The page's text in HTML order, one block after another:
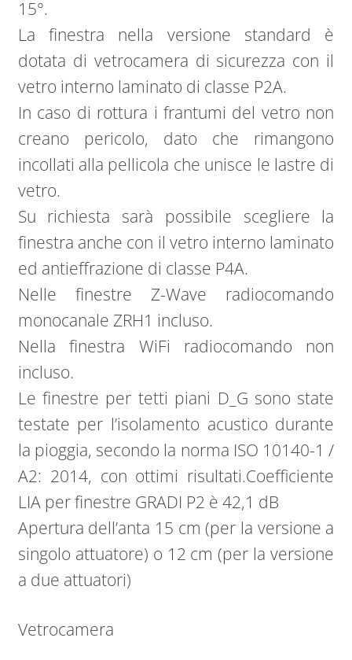
15°.
La finestra nella versione standard è
dotata di vetrocamera di sicurezza con il
vetro interno laminato di classe P2A.
In caso di rottura i frantumi del vetro non
creano pericolo, dato che rimangono
incollati alla pellicola che unisce le lastre di
vetro.
Su richiesta sarà possibile scegliere la
finestra anche con il vetro interno laminato
ed antieffrazione di classe P4A.
Nelle finestre Z-Wave radiocomando
monocanale ZRH1 incluso.
Nella finestra WiFi radiocomando non
incluso.
Le finestre per tetti piani D_G sono state
testate per l’isolamento acustico durante
la pioggia, secondo la norma ISO 10140-1 /
A2: 2014, con ottimi risultati.Coefficiente
LIA per finestre GRADI P2 è 42,1 dB
Apertura dell’anta 15 cm (per la versione a
singolo attuatore) o 12 cm (per la versione
a due attuatori)
Vetrocamera